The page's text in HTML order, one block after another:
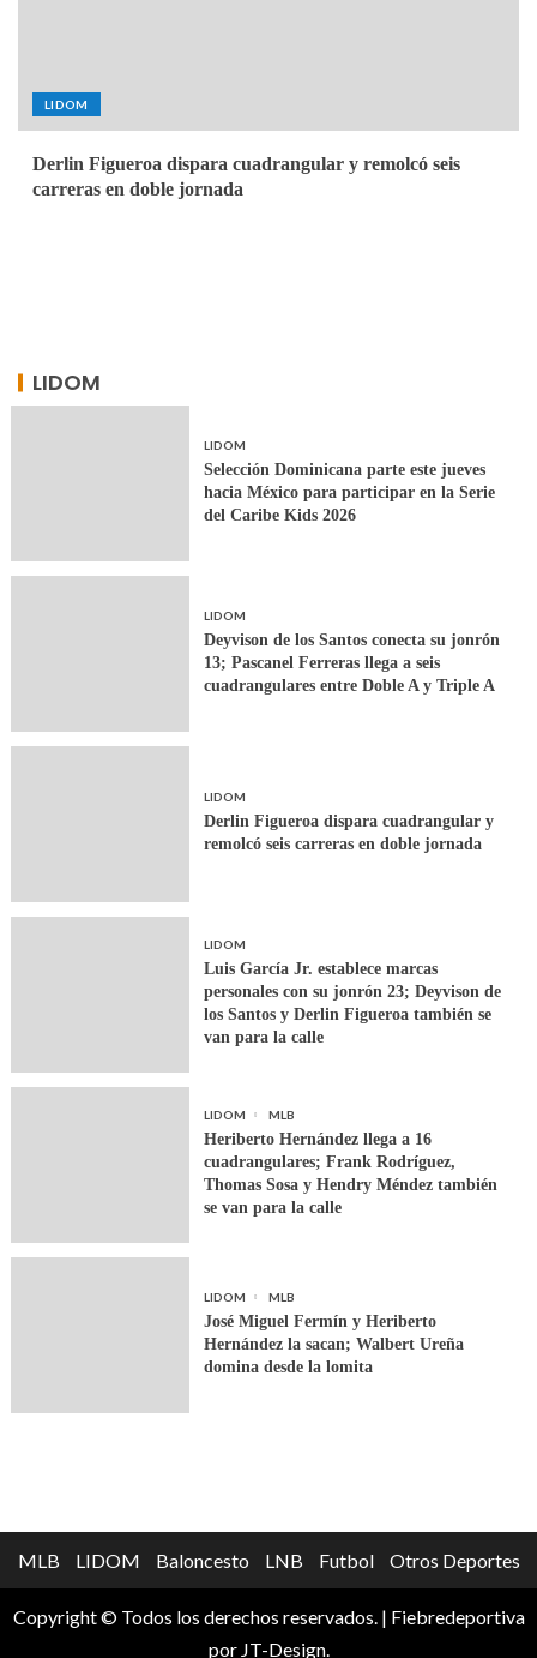
LIDOM
Derlin Figueroa dispara cuadrangular y remolcó seis
carreras en doble jornada
LIDOM
LIDOM
Selección Dominicana parte este jueves
hacia México para participar en la Serie
del Caribe Kids 2026
LIDOM
Deyvison de los Santos conecta su jonrón
13; Pascanel Ferreras llega a seis
cuadrangulares entre Doble A y Triple A
LIDOM
Derlin Figueroa dispara cuadrangular y
remolcó seis carreras en doble jornada
LIDOM
Luis García Jr. establece marcas
personales con su jonrón 23; Deyvison de
los Santos y Derlin Figueroa también se
van para la calle
LIDOM MLB
Heriberto Hernández llega a 16
cuadrangulares; Frank Rodríguez,
Thomas Sosa y Hendry Méndez también
se van para la calle
LIDOM MLB
José Miguel Fermín y Heriberto
Hernández la sacan; Walbert Ureña
domina desde la lomita
MLB LIDOM Baloncesto LNB Futbol Otros Deportes
Copyright © Todos los derechos reservados. | Fiebredeportiva
por JT-Design.